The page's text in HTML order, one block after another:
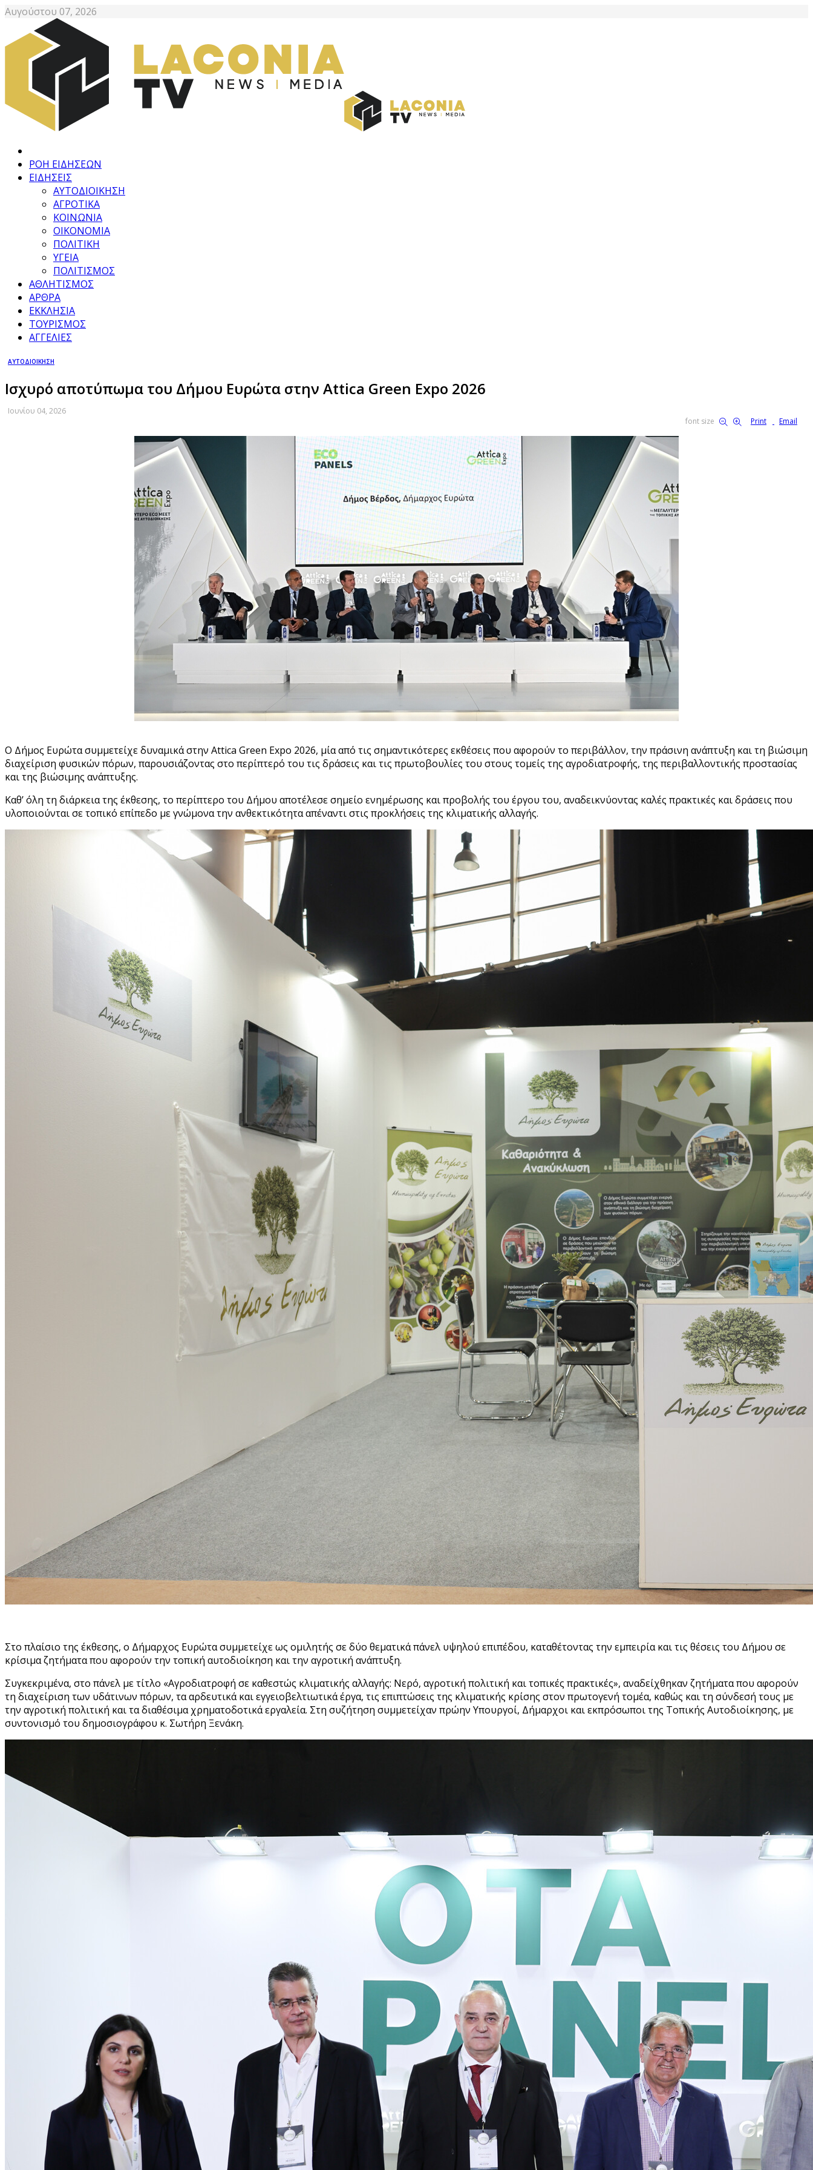
Αυγούστου 07, 2026
ΡΟΗ ΕΙΔΗΣΕΩΝ
ΕΙΔΗΣΕΙΣ
ΑΥΤΟΔΙΟΙΚΗΣΗ
ΑΓΡΟΤΙΚΑ
ΚΟΙΝΩΝΙΑ
ΟΙΚΟΝΟΜΙΑ
ΠΟΛΙΤΙΚΗ
ΥΓΕΙΑ
ΠΟΛΙΤΙΣΜΟΣ
ΑΘΛΗΤΙΣΜΟΣ
ΑΡΘΡΑ
ΕΚΚΛΗΣΙΑ
ΤΟΥΡΙΣΜΟΣ
ΑΓΓΕΛΙΕΣ
ΑΥΤΟΔΙΟΙΚΗΣΗ
Ισχυρό αποτύπωμα του Δήμου Ευρώτα στην Attica Green Expo 2026
Ιουνίου 04, 2026
font size
Print Email
Ο Δήμος Ευρώτα συμμετείχε δυναμικά στην Attica Green Expo 2026, μία από τις σημαντικότερες εκθέσεις που αφορούν το περιβάλλον, την πράσινη ανάπτυξη και τη βιώσιμη
διαχείριση φυσικών πόρων, παρουσιάζοντας στο περίπτερό του τις δράσεις και τις πρωτοβουλίες του στους τομείς της αγροδιατροφής, της περιβαλλοντικής προστασίας
και της βιώσιμης ανάπτυξης.
Καθ’ όλη τη διάρκεια της έκθεσης, το περίπτερο του Δήμου αποτέλεσε σημείο ενημέρωσης και προβολής του έργου του, αναδεικνύοντας καλές πρακτικές και δράσεις που
υλοποιούνται σε τοπικό επίπεδο με γνώμονα την ανθεκτικότητα απέναντι στις προκλήσεις της κλιματικής αλλαγής.
Στο πλαίσιο της έκθεσης, ο Δήμαρχος Ευρώτα συμμετείχε ως ομιλητής σε δύο θεματικά πάνελ υψηλού επιπέδου, καταθέτοντας την εμπειρία και τις θέσεις του Δήμου σε
κρίσιμα ζητήματα που αφορούν την τοπική αυτοδιοίκηση και την αγροτική ανάπτυξη.
Συγκεκριμένα, στο πάνελ με τίτλο «Αγροδιατροφή σε καθεστώς κλιματικής αλλαγής: Νερό, αγροτική πολιτική και τοπικές πρακτικές», αναδείχθηκαν ζητήματα που αφορούν
τη διαχείριση των υδάτινων πόρων, τα αρδευτικά και εγγειοβελτιωτικά έργα, τις επιπτώσεις της κλιματικής κρίσης στον πρωτογενή τομέα, καθώς και τη σύνδεσή τους με
την αγροτική πολιτική και τα διαθέσιμα χρηματοδοτικά εργαλεία. Στη συζήτηση συμμετείχαν πρώην Υπουργοί, Δήμαρχοι και εκπρόσωποι της Τοπικής Αυτοδιοίκησης, με
συντονισμό του δημοσιογράφου κ. Σωτήρη Ξενάκη.